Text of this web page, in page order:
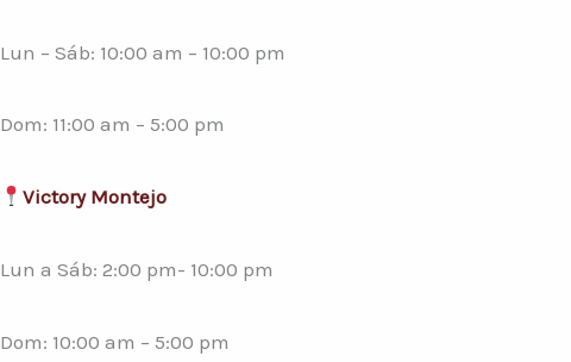
Lun – Sáb: 10:00 am – 10:00 pm
Dom: 11:00 am – 5:00 pm
Victory Montejo
Lun a Sáb: 2:00 pm- 10:00 pm
Dom: 10:00 am – 5:00 pm